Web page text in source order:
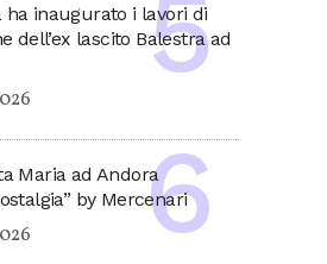
ha inaugurato i lavori di
dell’ex lascito Balestra ad
Maria ad Andora
by Mercenari